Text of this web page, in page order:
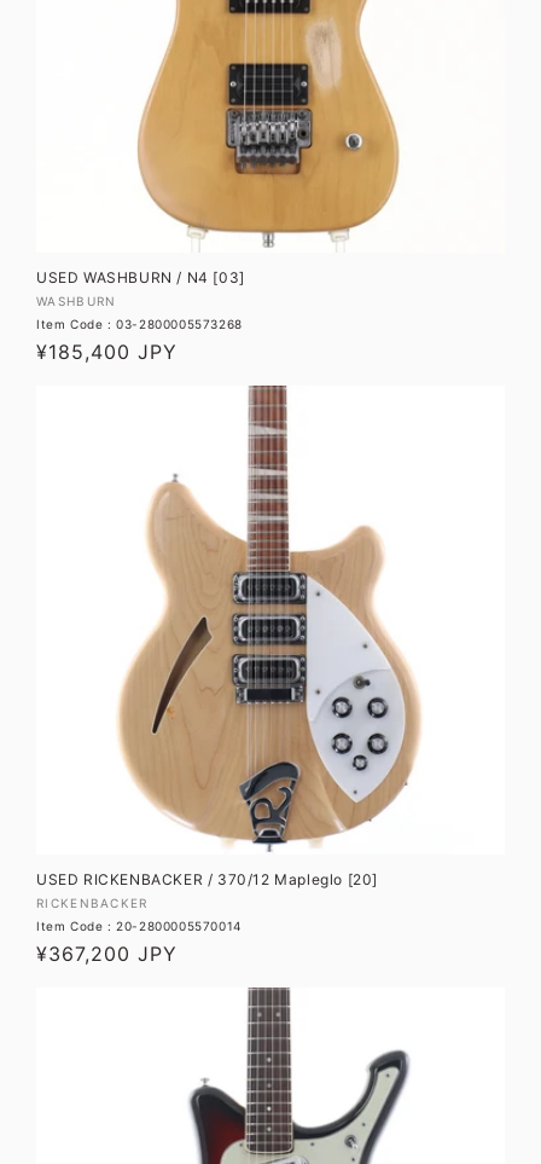
USED WASHBURN / N4 [03]
販
売
元:
WASHBURN
Item Code : 03-2800005573268
通
¥185,400 JPY
USED RICKENBACKER / 370/12 Mapleglo [20]
販
売
元:
RICKENBACKER
Item Code : 20-2800005570014
通
¥367,200 JPY